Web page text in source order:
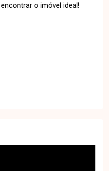
o imóvel ideal!